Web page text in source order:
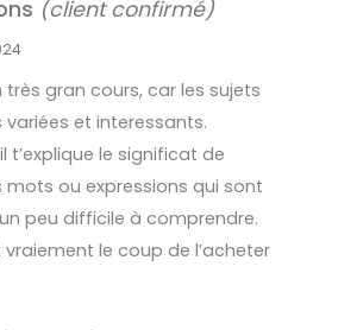
(client confirmé)
très gran cours, car les sujets
variées et interessants.
t’explique le significat de
mots ou expressions qui sont
peu difficile à comprendre.
le coup de l’acheter